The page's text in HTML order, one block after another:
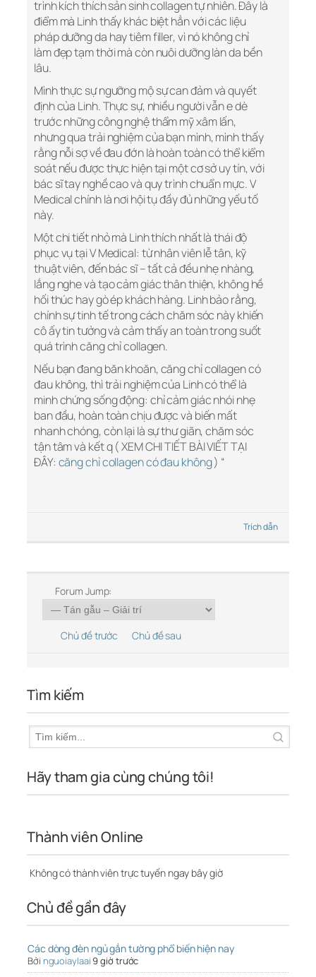
trình kích thích sản sinh collagen tự nhiên. Đây là
điểm mà Linh thấy khác biệt hẳn với các liệu
pháp dưỡng da hay tiêm filler, vì nó không chỉ
làm đẹp tạm thời mà còn nuôi dưỡng làn da bền
lâu.
Mình thực sự ngưỡng mộ sự can đảm và quyết
định của Linh. Thực sự, nhiều người vẫn e dè
trước những công nghệ thẩm mỹ xâm lấn,
nhưng qua trải nghiệm của bạn mình, mình thấy
rằng nỗi sợ về đau đớn là hoàn toàn có thể kiểm
soát nếu được thực hiện tại một cơ sở uy tín, với
bác sĩ tay nghề cao và quy trình chuẩn mực. V
Medical chính là nơi hội tụ đầy đủ những yếu tố
này.
Một chi tiết nhỏ mà Linh thích nhất là thái độ
phục vụ tại V Medical: từ nhân viên lễ tân, kỹ
thuật viên, đến bác sĩ – tất cả đều nhẹ nhàng,
lắng nghe và tạo cảm giác thân thiện, không hề
hối thúc hay gò ép khách hàng. Linh bảo rằng,
chính sự tinh tế trong cách chăm sóc này khiến
cô ấy tin tưởng và cảm thấy an toàn trong suốt
quá trình căng chỉ collagen.
Nếu bạn đang băn khoăn, căng chỉ collagen có
đau không, thì trải nghiệm của Linh có thể là
minh chứng sống động: chỉ cảm giác nhói nhẹ
ban đầu, hoàn toàn chịu được và biến mất
nhanh chóng, còn lại là sự thư giãn, chăm sóc
tận tâm và kết q ( XEM CHI TIẾT BÀI VIẾT TẠI
ĐÂY: căng chỉ collagen có đau không) “
Trích dẫn
Forum Jump:
Chủ đề trước Chủ đề sau
Tìm kiếm
Hãy tham gia cùng chúng tôi!
Thành viên Online
Không có thành viên trực tuyến ngay bây giờ
Chủ đề gần đây
Các dòng đèn ngủ gắn tường phổ biến hiện nay
Bởi nguoiaylaai9 giờ trước